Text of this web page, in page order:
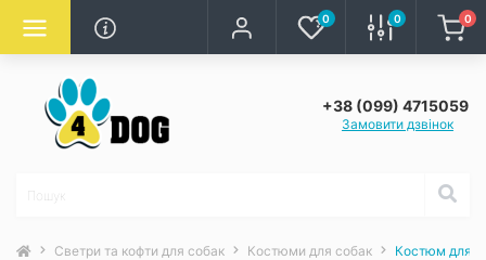
0 0 0
+38 (099) 4715059
Замовити дзвінок
Светри та кофти для собак Костюми для собак Костюм для